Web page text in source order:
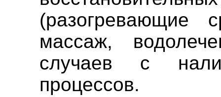
(разогревающие
массаж,
случаев с
процессов.